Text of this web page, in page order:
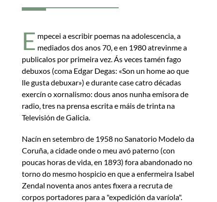
E mpecei a escribir poemas na adolescencia, a
mediados dos anos 70, e en 1980 atrevinme a
publicalos por primeira vez. Ás veces tamén fago
debuxos (coma Edgar Degas: «Son un home ao que
lle gusta debuxar») e durante case catro décadas
exercín o xornalismo: dous anos nunha emisora de
radio, tres na prensa escrita e máis de trinta na
Televisión de Galicia.
Nacín en setembro de 1958 no Sanatorio Modelo da
Coruña, a cidade onde o meu avó paterno (con
poucas horas de vida, en 1893) fora abandonado no
torno do mesmo hospicio en que a enfermeira Isabel
Zendal noventa anos antes fixera a recruta de
corpos portadores para a "expedición da varíola".